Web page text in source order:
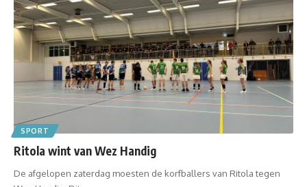
SPORT
Ritola wint van Wez Handig
De afgelopen zaterdag moesten de korfballers van Ritola tegen